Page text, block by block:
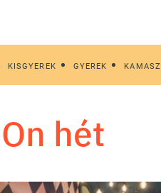
KISGYEREK GYEREK KAMASZ
hét